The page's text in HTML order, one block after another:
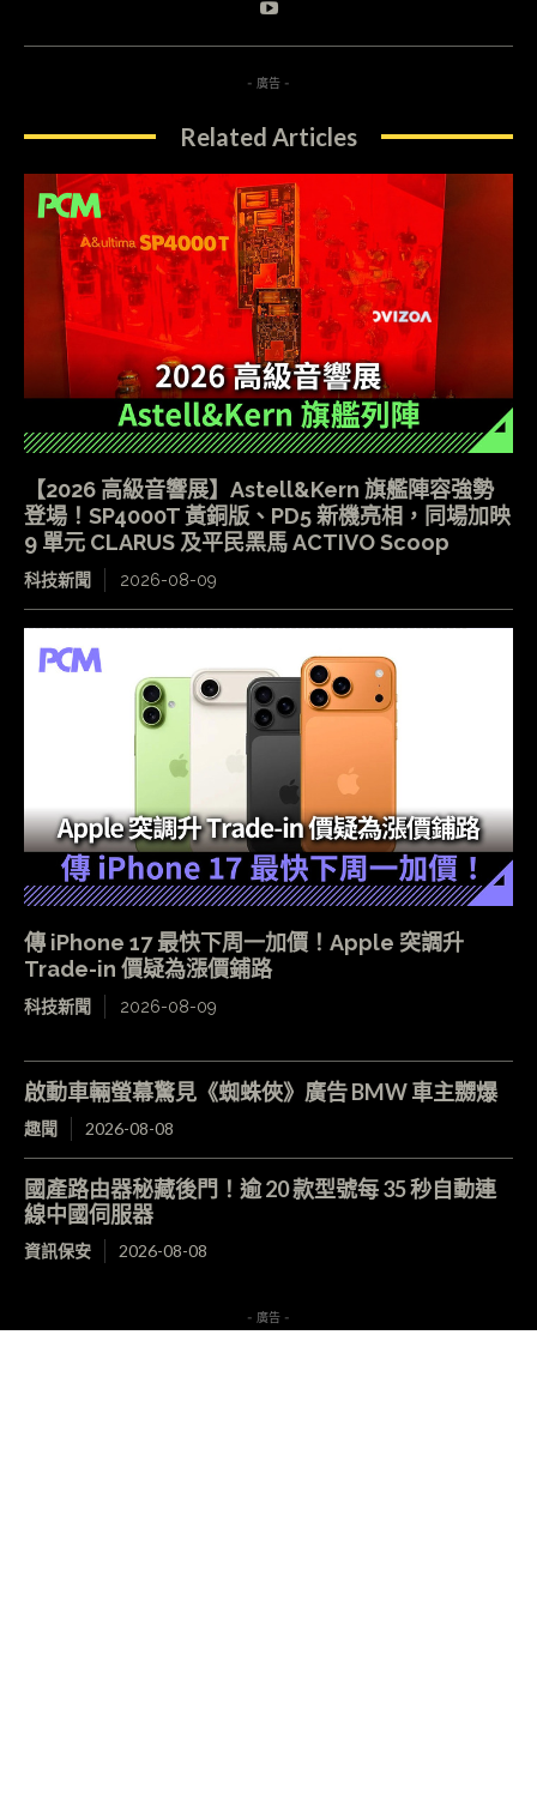
- 廣告 -
Related Articles
【2026 高級音響展】Astell&Kern 旗艦陣容強勢
登場！SP4000T 黃銅版、PD5 新機亮相，同場加映
9 單元 CLARUS 及平民黑馬 ACTIVO Scoop
科技新聞 2026-08-09
傳 iPhone 17 最快下周一加價！Apple 突調升
Trade-in 價疑為漲價鋪路
科技新聞 2026-08-09
啟動車輛螢幕驚見《蜘蛛俠》廣告 BMW 車主嬲爆
趣聞 2026-08-08
國產路由器秘藏後門！逾 20 款型號每 35 秒自動連
線中國伺服器
資訊保安 2026-08-08
- 廣告 -